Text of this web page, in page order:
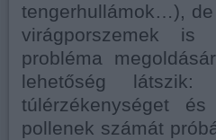
tengerhullámok…),
virágporszemek is
probléma
lehetőség
túlérzékenységet
pollenek számát